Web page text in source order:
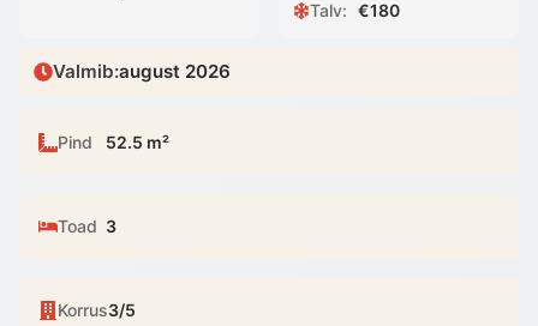
Talv: €180
Valmib:august 2026
Pind 52.5 m²
Toad 3
Korrus3/5